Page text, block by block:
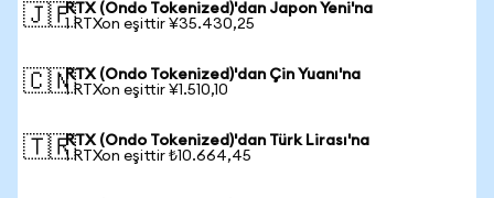
🇯🇵RTX (Ondo Tokenized)'dan Japon Yeni'na
1 RTXon eşittir ¥35.430,25
🇨🇳RTX (Ondo Tokenized)'dan Çin Yuanı'na
1 RTXon eşittir ¥1.510,10
🇹🇷RTX (Ondo Tokenized)'dan Türk Lirası'na
1 RTXon eşittir ₺10.664,45